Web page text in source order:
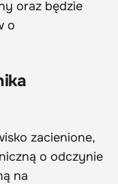
oraz będzie
o
zacienione,
o odczynie
na